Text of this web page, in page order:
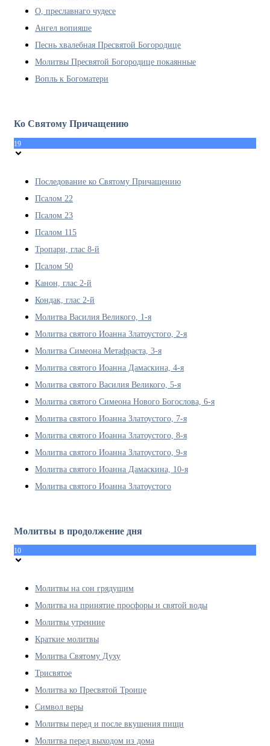
О, преславнаго чудесе
Ангел вопияше
Песнь хвалебная Пресвятой Богородице
Молитвы Пресвятой Богородице покаянные
Вопль к Богоматери
Ко Святому Причащению
19
Последование ко Святому Причащению
Псалом 22
Псалом 23
Псалом 115
Тропари, глас 8-й
Псалом 50
Канон, глас 2-й
Кондак, глас 2-й
Молитва Василия Великого, 1-я
Молитва святого Иоанна Златоустого, 2-я
Молитва Симеона Метафраста, 3-я
Молитва святого Иоанна Дамаскина, 4-я
Молитва святого Василия Великого, 5-я
Молитва святого Симеона Нового Богослова, 6-я
Молитва святого Иоанна Златоустого, 7-я
Молитва святого Иоанна Златоустого, 8-я
Молитва святого Иоанна Златоустого, 9-я
Молитва святого Иоанна Дамаскина, 10-я
Молитва святого Иоанна Златоустого
Молитвы в продолжение дня
10
Молитвы на сон грядущим
Молитва на принятие просфоры и святой воды
Молитвы утренние
Краткие молитвы
Молитва Святому Духу
Трисвятое
Молитва ко Пресвятой Троице
Символ веры
Молитвы перед и после вкушения пищи
Молитва перед выходом из дома